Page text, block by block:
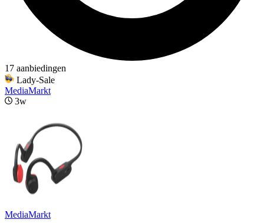
17 aanbiedingen
Lady-Sale
MediaMarkt
3w
MediaMarkt